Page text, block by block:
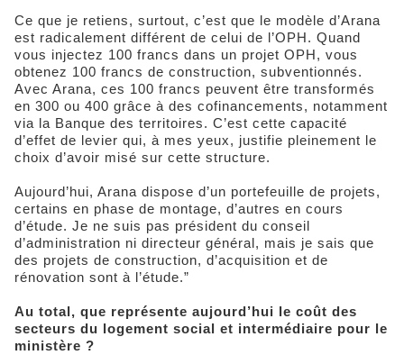
Ce que je retiens, surtout, c’est que le modèle d’Arana
est radicalement différent de celui de l’OPH. Quand
vous injectez 100 francs dans un projet OPH, vous
obtenez 100 francs de construction, subventionnés.
Avec Arana, ces 100 francs peuvent être transformés
en 300 ou 400 grâce à des cofinancements, notamment
via la Banque des territoires. C’est cette capacité
d’effet de levier qui, à mes yeux, justifie pleinement le
choix d’avoir misé sur cette structure.
Aujourd’hui, Arana dispose d’un portefeuille de projets,
certains en phase de montage, d’autres en cours
d’étude. Je ne suis pas président du conseil
d’administration ni directeur général, mais je sais que
des projets de construction, d’acquisition et de
rénovation sont à l’étude.”
Au total, que représente aujourd’hui le coût des
secteurs du logement social et intermédiaire pour le
ministère ?